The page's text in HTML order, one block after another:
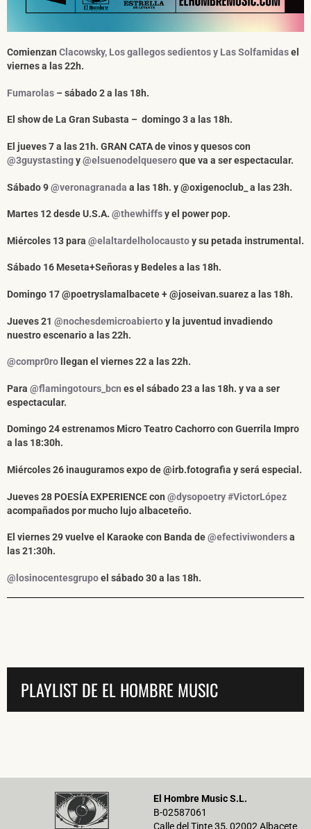
Comienzan Clacowsky, Los gallegos sedientos y Las Solfamidasel
viernes a las 22h.
Fumarolas – sábado 2 a las 18h.
El show de La Gran Subasta – domingo 3 a las 18h.
El jueves 7 a las 21h. GRAN CATAde vinos y quesos con
@3guystastingy@elsuenodelqueseroque va a ser espectacular.
Sábado 9@veronagranada a las 18h. y@oxigenoclub_ a las 23h.
Martes 12 desde U.S.A. @thewhiffsy el power pop.
Miércoles 13 para @elaltardelholocaustoy su petada instrumental.
Sábado 16 Meseta+Señoras y Bedelesa las 18h.
Domingo 17@poetryslamalbacete + @joseivan.suareza las 18h.
Jueves 21 @nochesdemicroabiertoy la juventud invadiendo
nuestro escenario a las 22h.
@compr0ro llegan el viernes 22 a las 22h.
Para @flamingotours_bcn es el sábado 23 a las 18h. y va a ser
espectacular.
Domingo 24 estrenamos Micro Teatro Cachorro con Guerrila Impro
a las 18:30h.
Miércoles 26 inauguramos expo de@irb.fotografia y será especial.
Jueves 28 POESÍA EXPERIENCE con @dysopoetry#VictorLópez
acompañados por mucho lujo albaceteño.
El viernes 29 vuelve el Karaoke con Banda de@efectiviwondersa
las 21:30h.
@losinocentesgrupoel sábado 30 a las 18h.
PLAYLIST DE EL HOMBRE MUSIC
El Hombre Music S.L.
B-02587061
Calle del Tinte 35, 02002 Albacete
DARME DE ALTA